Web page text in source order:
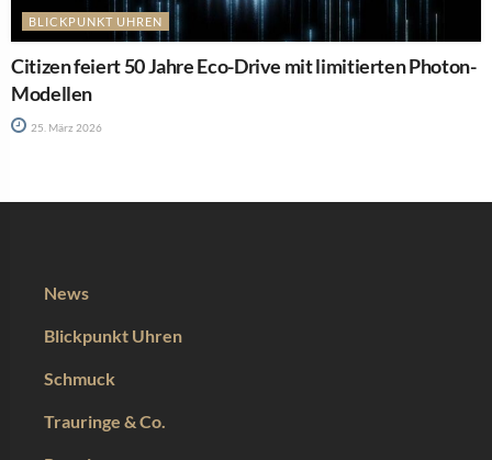
BLICKPUNKT UHREN
Citizen feiert 50 Jahre Eco-Drive mit limitierten Photon-
Modellen
25. März 2026
News
Blickpunkt Uhren
Schmuck
Trauringe & Co.